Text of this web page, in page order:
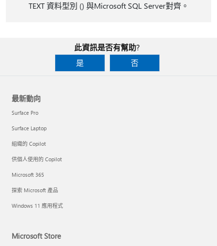
TEXT 資料型別 () 與Microsoft SQL Server對齊。
此資訊是否有幫助?
是
否
最新動向
Surface Pro
Surface Laptop
組織的 Copilot
供個人使用的 Copilot
Microsoft 365
探索 Microsoft 產品
Windows 11 應用程式
Microsoft Store